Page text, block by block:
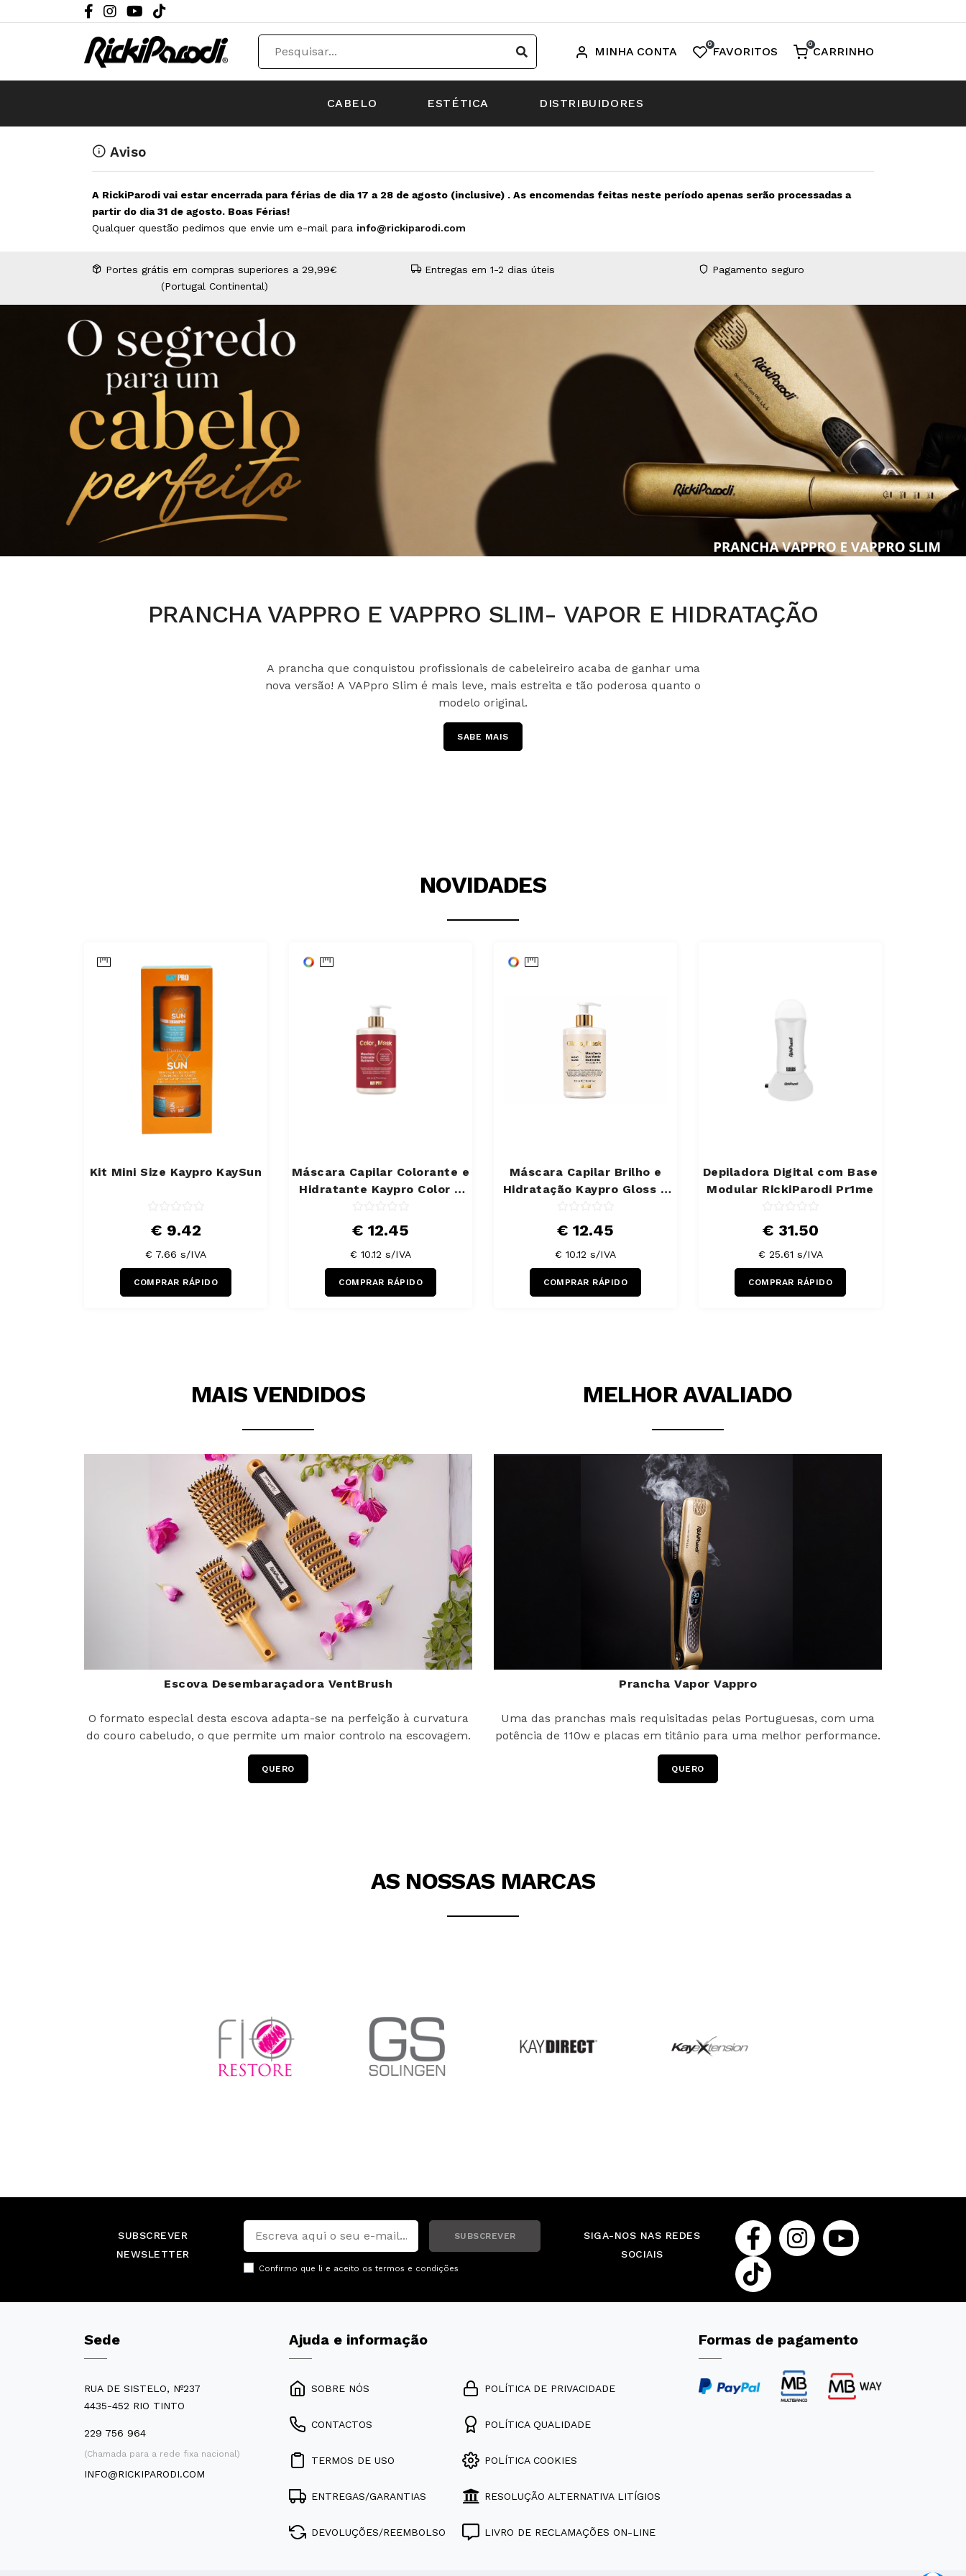
MINHA CONTA
0
FAVORITOS
0
CARRINHO
CABELO ESTÉTICA DISTRIBUIDORES
Aviso
A RickiParodi vai estar encerrada para férias de dia 17 a 28 de agosto (inclusive) . As encomendas feitas neste período apenas serão processadas a
partir do dia 31 de agosto. Boas Férias!
Qualquer questão pedimos que envie um e-mail para info@rickiparodi.com
Portes grátis em compras superiores a 29,99€
(Portugal Continental)
Entregas em 1-2 dias úteis Pagamento seguro
PRANCHA VAPPRO E VAPPRO SLIM- VAPOR E HIDRATAÇÃO
A prancha que conquistou profissionais de cabeleireiro acaba de ganhar uma
nova versão! A VAPpro Slim é mais leve, mais estreita e tão poderosa quanto o
modelo original.
SABE MAIS
NOVIDADES
Kit Mini Size Kaypro KaySun
€ 9.42
€ 7.66 s/IVA
COMPRAR RÁPIDO
Máscara Capilar Colorante e
Hidratante Kaypro Color +
€ 12.45
€ 10.12 s/IVA
COMPRAR RÁPIDO
Máscara Capilar Brilho e
Hidratação Kaypro Gloss +
€ 12.45
€ 10.12 s/IVA
COMPRAR RÁPIDO
Depiladora Digital com Base
Modular RickiParodi Pr1me
€ 31.50
€ 25.61 s/IVA
COMPRAR RÁPIDO
MAIS VENDIDOS
Escova Desembaraçadora VentBrush
O formato especial desta escova adapta-se na perfeição à curvatura
do couro cabeludo, o que permite um maior controlo na escovagem.
QUERO
MELHOR AVALIADO
Prancha Vapor Vappro
Uma das pranchas mais requisitadas pelas Portuguesas, com uma
potência de 110w e placas em titânio para uma melhor performance.
QUERO
AS NOSSAS MARCAS
SUBSCREVER
NEWSLETTER
SUBSCREVER
Confirmo que li e aceito os termos e condições
SIGA-NOS NAS REDES
SOCIAIS
Sede
RUA DE SISTELO, Nº237
4435-452 RIO TINTO
229 756 964
(Chamada para a rede fixa nacional)
INFO@RICKIPARODI.COM
Ajuda e informação
SOBRE NÓS
CONTACTOS
TERMOS DE USO
ENTREGAS/GARANTIAS
DEVOLUÇÕES/REEMBOLSO
POLÍTICA DE PRIVACIDADE
POLÍTICA QUALIDADE
POLÍTICA COOKIES
RESOLUÇÃO ALTERNATIVA LITÍGIOS
LIVRO DE RECLAMAÇÕES ON-LINE
Formas de pagamento